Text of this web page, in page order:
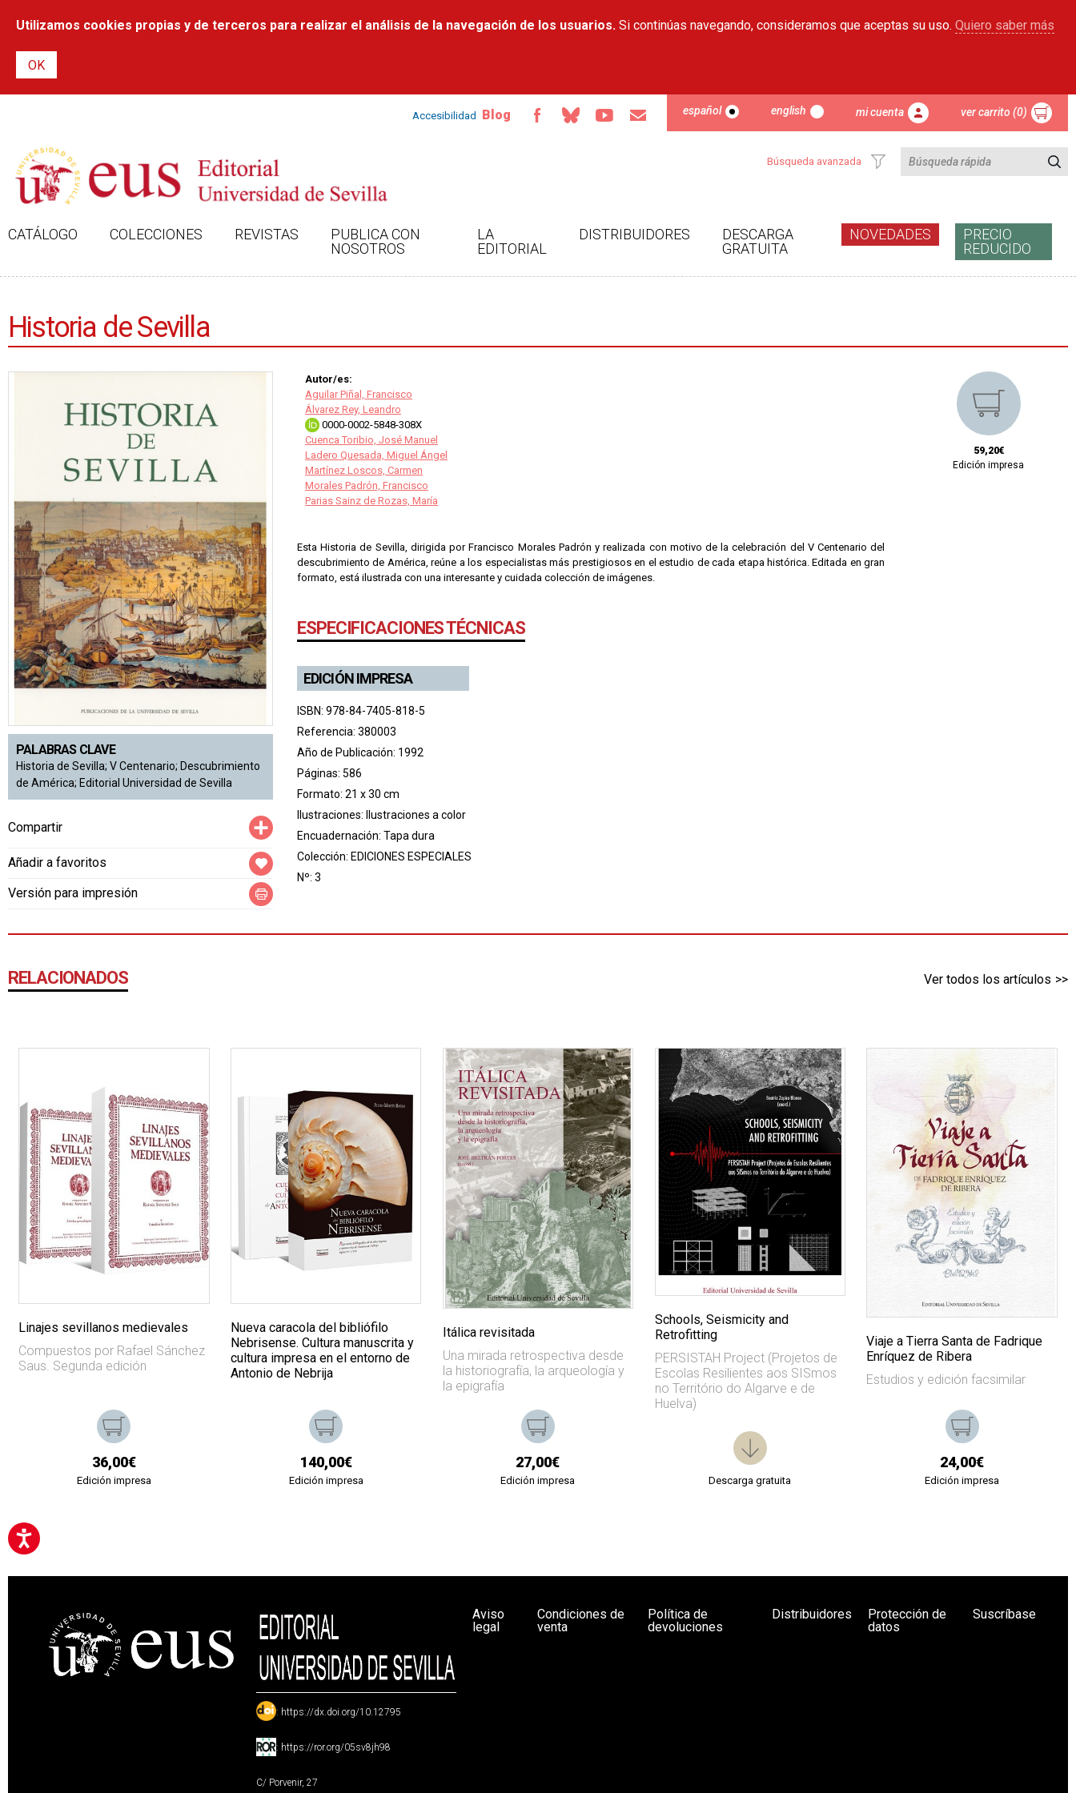
contenido
Utilizamos cookies propias y de terceros para realizar el análisis de la navegación de los usuarios. Si continúas navegando, consideramos que aceptas su uso. Quiero saber más
Accesibilidad Blog español english mi cuenta ver carrito (0)
Búsqueda avanzada
CATÁLOGO COLECCIONES REVISTAS
PUBLICA CON
NOSOTROS
LA
EDITORIAL
DISTRIBUIDORES
DESCARGA
GRATUITA
NOVEDADES
PRECIO
REDUCIDO
Historia de Sevilla
PALABRAS CLAVE
Historia de Sevilla; V Centenario; Descubrimiento
de América; Editorial Universidad de Sevilla
Compartir Compartir
Añadir a favoritos
Versión para impresión
Autor/es:
Aguilar Piñal, Francisco
Álvarez Rey, Leandro
0000-0002-5848-308X
Cuenca Toribio, José Manuel
Ladero Quesada, Miguel Ángel
Martínez Loscos, Carmen
Morales Padrón, Francisco
Parias Sainz de Rozas, María
Esta Historia de Sevilla, dirigida por Francisco Morales Padrón y realizada con motivo de la celebración del V Centenario del
descubrimiento de América, reúne a los especialistas más prestigiosos en el estudio de cada etapa histórica. Editada en gran
formato, está ilustrada con una interesante y cuidada colección de imágenes.
ESPECIFICACIONES TÉCNICAS
EDICIÓN IMPRESA
ISBN: 978-84-7405-818-5
Referencia: 380003
Año de Publicación: 1992
Páginas: 586
Formato: 21 x 30 cm
Ilustraciones: Ilustraciones a color
Encuadernación: Tapa dura
Colección: EDICIONES ESPECIALES
Nº: 3
59,20€
Edición impresa
RELACIONADOS Ver todos los artículos
Linajes sevillanos medievales
Compuestos por Rafael Sánchez
Saus. Segunda edición
36,00€
Edición impresa
Nueva caracola del bibliófilo
Nebrisense. Cultura manuscrita y
cultura impresa en el entorno de
Antonio de Nebrija
140,00€
Edición impresa
Itálica revisitada
Una mirada retrospectiva desde
la historiografía, la arqueología y
la epigrafía
27,00€
Edición impresa
Schools, Seismicity and
Retrofitting
PERSISTAH Project (Projetos de
Escolas Resilientes aos SISmos
no Território do Algarve e de
Huelva)
Descarga gratuita
Viaje a Tierra Santa de Fadrique
Enríquez de Ribera
Estudios y edición facsimilar
24,00€
Edición impresa
: https://dx.doi.org/10.12795
: https://ror.org/05sv8jh98
C/ Porvenir, 27
Aviso
legal
Condiciones de
venta
Política de
devoluciones
Distribuidores
Protección de
datos
Suscríbase